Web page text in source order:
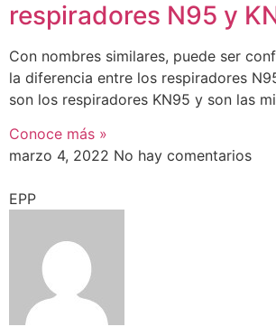
respiradores N95 y
Con nombres similares, puede ser
la diferencia entre los respiradores
son los respiradores KN95 y son las
Conoce más »
marzo 4, 2022 No hay comentarios
EPP